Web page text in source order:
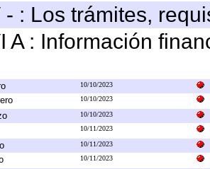
- : Los trámites,
A : Información
10/10/2023
10/10/2023
10/10/2023
10/11/2023
10/11/2023
10/11/2023